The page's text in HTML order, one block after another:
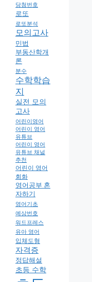
당첨번호
로또
로또분석
모의고사
민법
부동산학개
론
분수
수학학습
지
실전 모의
고사
어린이영어
어린이 영어
유튜브
어린이 영어
유튜브 채널
추천
어린이 영어
회화
영어공부 혼
자하기
영어기초
예상번호
워드프레스
유아 영어
입체도형
자격증
정답해설
초등 수학